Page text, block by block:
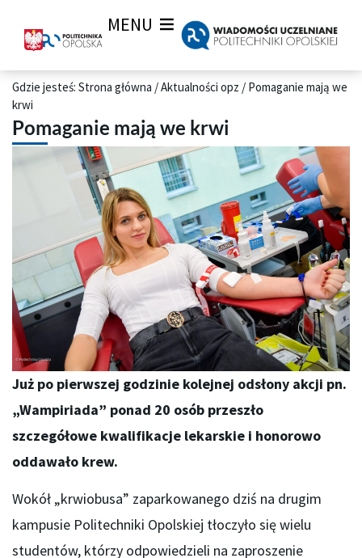
MENU
Gdzie jesteś: Strona główna /Aktualności opz / Pomaganie mają we
krwi
Pomaganie mają we krwi
Już po pierwszej godzinie kolejnej odsłony akcji pn.
„Wampiriada” ponad 20 osób przeszło
szczegółowe kwalifikacje lekarskie i honorowo
oddawało krew.
Wokół „krwiobusa” zaparkowanego dziś na drugim
kampusie Politechniki Opolskiej tłoczyło się wielu
studentów, którzy odpowiedzieli na zaproszenie